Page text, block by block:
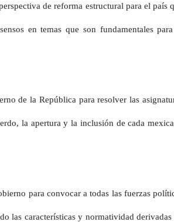
de reforma estructural para el país
en temas que son fundamentales
de la República para resolver las
la apertura y la inclusión de cada
para convocar a todas las fuerzas
las características y normatividad derivadas